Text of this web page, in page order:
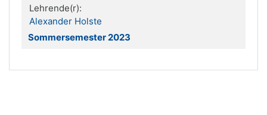
Lehrende(r):
Alexander Holste
Sommersemester 2023